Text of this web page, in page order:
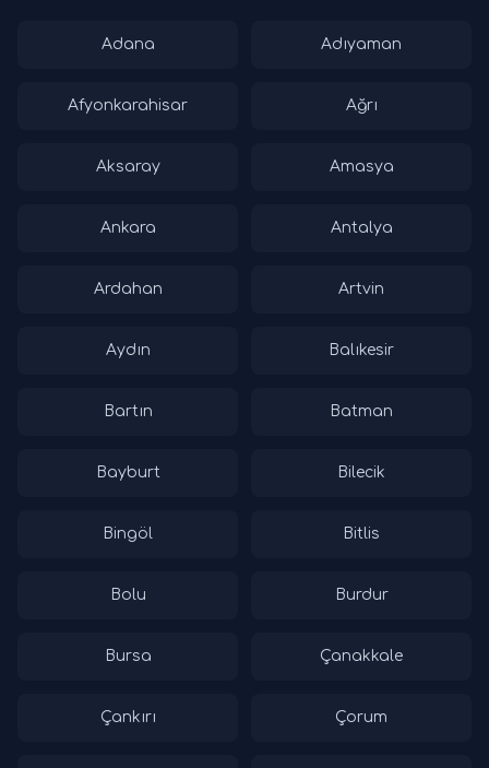
Adana Adıyaman
Afyonkarahisar Ağrı
Aksaray Amasya
Ankara Antalya
Ardahan Artvin
Aydın Balıkesir
Bartın Batman
Bayburt Bilecik
Bingöl Bitlis
Bolu Burdur
Bursa Çanakkale
Çankırı Çorum